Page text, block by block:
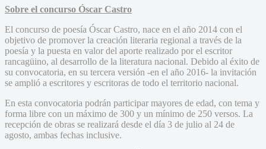
Sobre el concurso Óscar Castro
El concurso de poesía Óscar Castro, nace en el año 2014 con el
objetivo de promover la creación literaria regional a través de la
poesía y la puesta en valor del aporte realizado por el escritor
rancagüino, al desarrollo de la literatura nacional. Debido al éxito de
su convocatoria, en su tercera versión -en el año 2016- la invitación
se amplió a escritores y escritoras de todo el territorio nacional.
En esta convocatoria podrán participar mayores de edad, con tema y
forma libre con un máximo de 300 y un mínimo de 250 versos. La
recepción de obras se realizará desde el día 3 de julio al 24 de
agosto, ambas fechas inclusive.